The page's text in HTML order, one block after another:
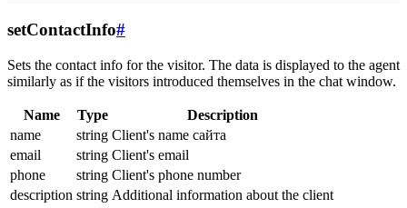
setContactInfo#
Sets the contact info for the visitor. The data is displayed to the agent
similarly as if the visitors introduced themselves in the chat window.
Name Type
Description
name
string Client's name сайта
email
string Client's email
phone
string Client's phone number
description string Additional information about the client